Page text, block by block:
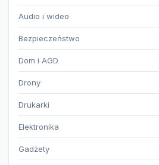
Audio i wideo
Bezpieczeństwo
Dom i AGD
Drony
Drukarki
Elektronika
Gadżety